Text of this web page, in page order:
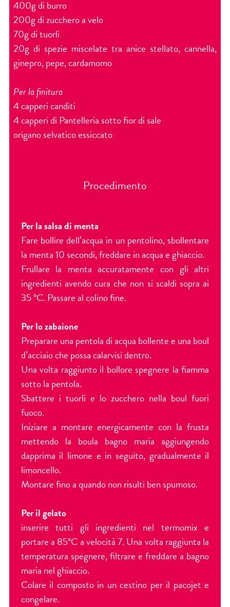
400g di burro
200g di zucchero a velo
70g di tuorli
20g di spezie miscelate tra anice stellato, cannella,
ginepro, pepe, cardamomo
Per la finitura
4 capperi canditi
4 capperi di Pantelleria sotto fior di sale
origano selvatico essiccato
Procedimento
Per la salsa di menta
Fare bollire dell’acqua in un pentolino, sbollentare
la menta 10 secondi, freddare in acqua e ghiaccio.
Frullare la menta accuratamente con gli altri
ingredienti avendo cura che non si scaldi sopra ai
35 °C. Passare al colino fine.
Per lo zabaione
Preparare una pentola di acqua bollente e una boul
d’acciaio che possa calarvisi dentro.
Una volta raggiunto il bollore spegnere la fiamma
sotto la pentola.
Sbattere i tuorli e lo zucchero nella boul fuori
fuoco.
Iniziare a montare energicamente con la frusta
mettendo la boula bagno maria aggiungendo
dapprima il limone e in seguito, gradualmente il
limoncello.
Montare fino a quando non risulti ben spumoso.
Per il gelato
inserire tutti gli ingredienti nel termomix e
portare a 85°C a velocità 7. Una volta raggiunta la
temperatura spegnere, filtrare e freddare a bagno
maria nel ghiaccio.
Colare il composto in un cestino per il pacojet e
congelare.